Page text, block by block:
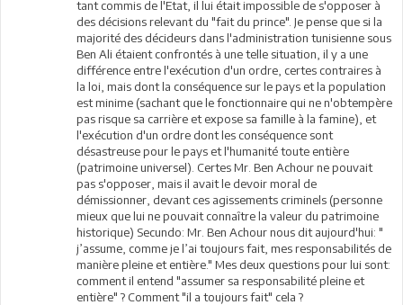
tant commis de l'Etat, il lui était impossible de s'opposer à
des décisions relevant du "fait du prince". Je pense que si la
majorité des décideurs dans l'administration tunisienne sous
Ben Ali étaient confrontés à une telle situation, il y a une
différence entre l'exécution d'un ordre, certes contraires à
la loi, mais dont la conséquence sur le pays et la population
est minime (sachant que le fonctionnaire qui ne n'obtempère
pas risque sa carrière et expose sa famille à la famine), et
l'exécution d'un ordre dont les conséquence sont
désastreuse pour le pays et l'humanité toute entière
(patrimoine universel). Certes Mr. Ben Achour ne pouvait
pas s'opposer, mais il avait le devoir moral de
démissionner, devant ces agissements criminels (personne
mieux que lui ne pouvait connaître la valeur du patrimoine
historique) Secundo: Mr. Ben Achour nous dit aujourd'hui: "
j’assume, comme je l’ai toujours fait, mes responsabilités de
manière pleine et entière." Mes deux questions pour lui sont:
comment il entend "assumer sa responsabilité pleine et
entière" ? Comment "il a toujours fait" cela ?